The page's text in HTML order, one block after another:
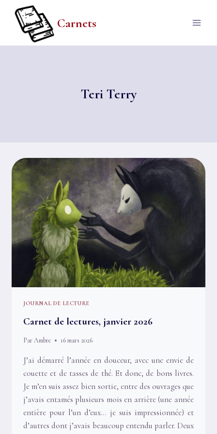
contenu
Carnets
Teri Terry
JOURNAL DE LECTURE
Carnet de lectures, janvier 2026
ParAmbre 16 mars 2026
J’ai démarré l’année en douceur, avec une envie de
couette et de tasses de thé. Et donc, de bons livres.
Je m’en suis assez bien sortie, entre des ouvrages que
j’avais entamés plusieurs mois en arrière (une année
entière pour l’un d’eux… je suis impressionnée) et
d’autres dont j’avais beaucoup entendu parler. Deux